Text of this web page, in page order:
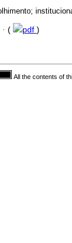
· ( pdf )
All the contents of